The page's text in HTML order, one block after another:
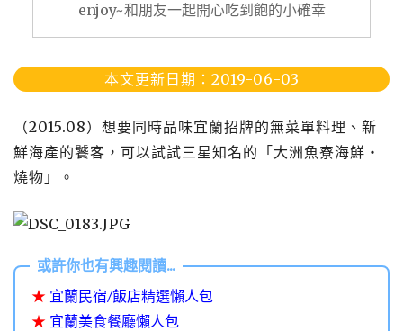
enjoy~和朋友一起開心吃到飽的小確幸
本文更新日期：2019-06-03
（2015.08）想要同時品味宜蘭招牌的無菜單料理、新
鮮海產的饕客，可以試試三星知名的「大洲魚寮海鮮‧
燒物」。
★ 宜蘭民宿/飯店精選懶人包
★ 宜蘭美食餐廳懶人包